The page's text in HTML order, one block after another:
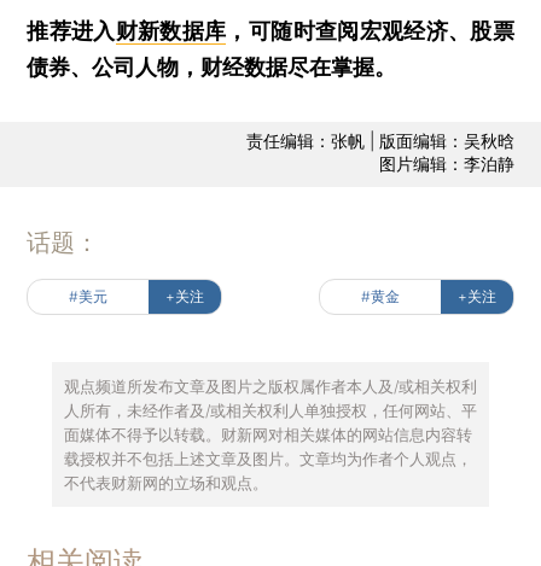
推荐进入财新数据库 ，可随时查阅宏观经济、股票
债券、公司人物，财经数据尽在掌握。
责任编辑：张帆 | 版面编辑：吴秋晗
图片编辑：李泊静
话题：
#美元 +关注 #黄金 +关注
观点频道所发布文章及图片之版权属作者本人及/或相关权利
人所有，未经作者及/或相关权利人单独授权，任何网站、平
面媒体不得予以转载。财新网对相关媒体的网站信息内容转
载授权并不包括上述文章及图片。文章均为作者个人观点，
不代表财新网的立场和观点。